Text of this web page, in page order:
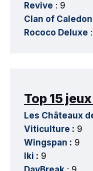
Revive : 9
Clan of
Rococo Deluxe
Top 15
Les Châteaux
Viticulture : 9
Wingspan : 9
Iki : 9